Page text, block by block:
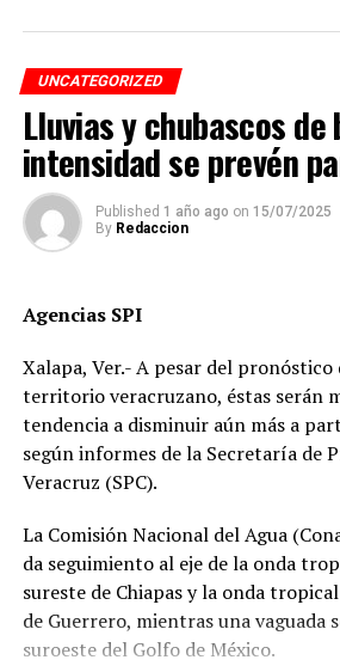
fue interceptado por taxistas y
en la avenida 12, entre calles 7 y 9,
cuando se dirigía a descargar
Revolución.
Pese a que el presunto responsable
familiares de la víctima denuncian
fue manipulada.
de alterar la escena del accidente y
liberación del operador del camión.
Además, acusan que las solicitudes
cámaras del C4, así como de
cercanas, han sido ignoradas o
por temor a represalias.
“Hoy fue mi
mañana puede ser
UNCATEGORIZED
Lluvias y chubascos de
intensidad se prevén
Published 1 año ago on 15/07/2025
By Redaccion
Agencias SPI
Xalapa, Ver.- A pesar del pronóstico
territorio veracruzano, éstas serán
tendencia a disminuir aún más a
según informes de la Secretaría de
Veracruz (SPC).
La Comisión Nacional del Agua
da seguimiento al eje de la onda
sureste de Chiapas y la onda
de Guerrero, mientras una vaguada
suroeste del Golfo de México.